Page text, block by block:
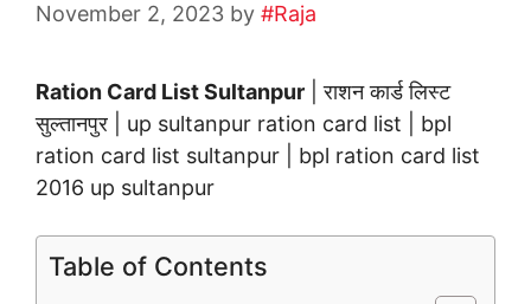
November 2, 2023 by #Raja
Ration Card List Sultanpur | राशन कार्ड लिस्ट
सुल्तानपुर | up sultanpur ration card list | bpl
ration card list sultanpur | bpl ration card list
2016 up sultanpur
Table of Contents